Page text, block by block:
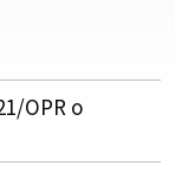
OPR o